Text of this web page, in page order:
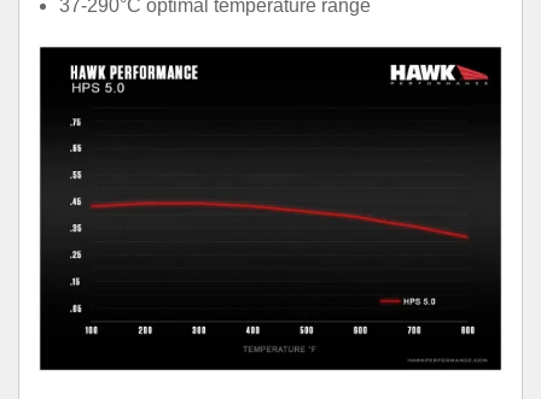
37-290°C optimal temperature range